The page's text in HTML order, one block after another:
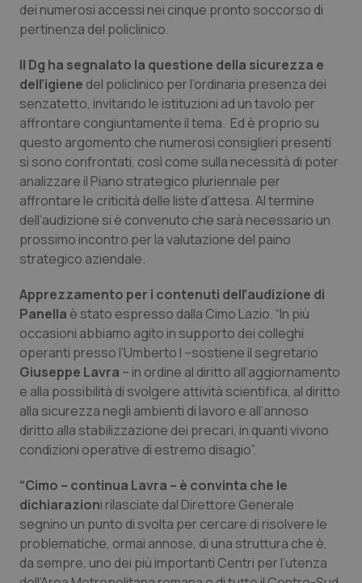
Puglia
Sardegna
Sicilia
Toscana
Umbria
Valle D’Aosta
Veneto
Malattie rare
Malattia di Crohn & Rettocolite Ulcerosa
Neuroscienze & patologie neurodegenerative
Obesità
Oftalmologia
Oncodermatologia
Oncoematologia
Oncologia & Nutrizione
Psoriasi & pelle
Quotidiano Cardiologia
Quotidiano Chirurgia
Quotidiano Oncologia
Quotidiano Pediatria
Rene & patologie urogenitali
dei numerosi accessi nei cinque pronto soccorso di
pertinenza del policlinico.
Il Dg ha segnalato la questione della sicurezza e
dell’igiene del policlinico per l’ordinaria presenza dei
senzatetto, invitando le istituzioni ad un tavolo per
affrontare congiuntamente il tema. Ed è proprio su
questo argomento che numerosi consiglieri presenti
si sono confrontati, così come sulla necessità di poter
analizzare il Piano strategico pluriennale per
affrontare le criticità delle liste d’attesa. Al termine
dell’audizione si è convenuto che sarà necessario un
prossimo incontro per la valutazione del paino
strategico aziendale.
Apprezzamento per i contenuti dell’audizione di
Panella è stato espresso dalla Cimo Lazio. “In più
occasioni abbiamo agito in supporto dei colleghi
operanti presso l’Umberto I –sostiene il segretario
Giuseppe Lavra – in ordine al diritto all’aggiornamento
e alla possibilità di svolgere attività scientifica, al diritto
alla sicurezza negli ambienti di lavoro e all’annoso
diritto alla stabilizzazione dei precari, in quanti vivono
condizioni operative di estremo disagio”.
“Cimo – continua Lavra – è convinta che le
dichiarazioni rilasciate dal Direttore Generale
segnino un punto di svolta per cercare di risolvere le
problematiche, ormai annose, di una struttura che è,
da sempre, uno dei più importanti Centri per l’utenza